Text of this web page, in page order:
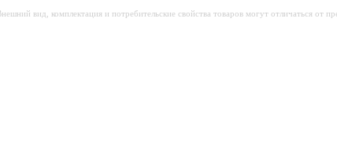
вид, комплектация и потребительские свойства товаров могут отличаться от